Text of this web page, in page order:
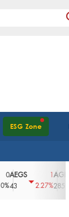
ESG Zone
1
2.27%2850
100
3.39%